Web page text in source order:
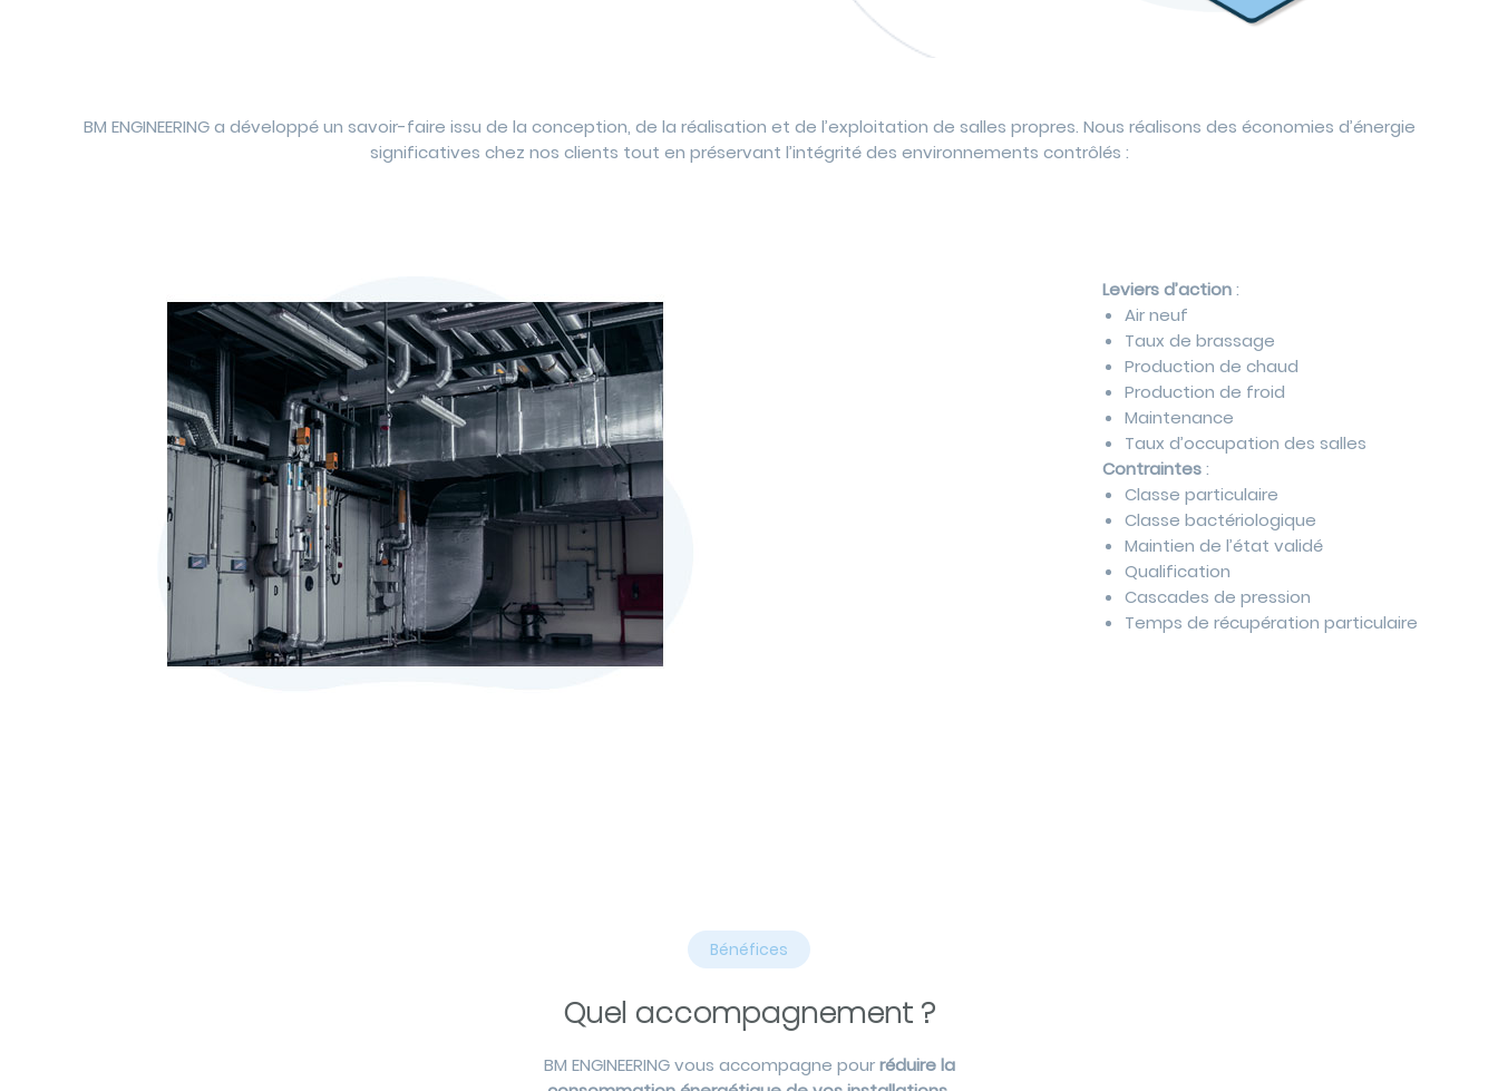
BM ENGINEERING a développé un savoir-faire issu de la conception, de la réalisation et de l’exploitation de salles propres. Nous réalisons des économies d’énergie
significatives chez nos clients tout en préservant l’intégrité des environnements contrôlés :
Leviers d’action:
Air neuf
Taux de brassage
Production de chaud
Production de froid
Maintenance
Taux d’occupation des salles
Contraintes:
Classe particulaire
Classe bactériologique
Maintien de l’état validé
Qualification
Cascades de pression
Temps de récupération particulaire
Bénéfices
Quel accompagnement ?
BM ENGINEERING vous accompagne pourréduire la